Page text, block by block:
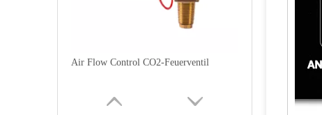
Air Flow Control CO2-Feuerventil